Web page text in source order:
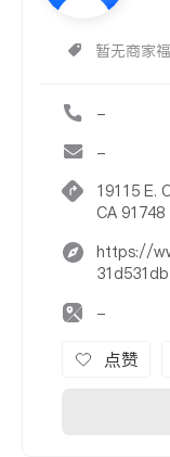
暂无商家
-
-
19115 E.
CA 91748
https://
-
点赞